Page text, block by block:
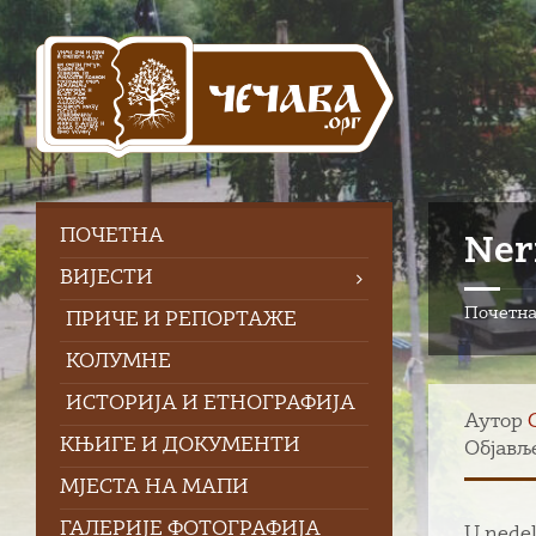
Skip
content
Skip
left
sidebar
Skip
footer
Почетна
Аутор
ПOЧЕТНА
ВИЈЕСТИ
ПРИЧЕ И РЕПОРТАЖЕ
КОЛУМНЕ
ИСТОРИЈА И ЕТНОГРАФИЈА
КЊИГЕ И ДОКУМЕНТИ
МЈЕСТА НА МАПИ
ГАЛЕРИЈЕ ФОТОГРАФИЈА